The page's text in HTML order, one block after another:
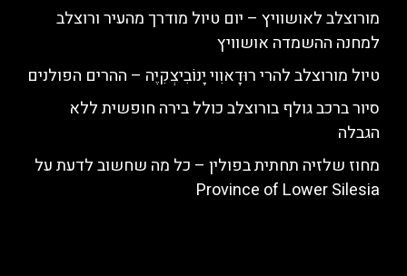
מורוצלב לאושוויץ – יום טיול מודרך מהעיר ורוצלב
למחנה ההשמדה אושוויץ
טיול מורוצלב להרי רוּדָאוִוי יָנוֹבִיצְקִיֶה – ההרים הפולנים
סיור ברכב גולף בורוצלב כולל בירה חופשית ללא
הגבלה
מחוז שלזיה תחתית בפולין – כל מה שחשוב לדעת על
Province of Lower Silesia